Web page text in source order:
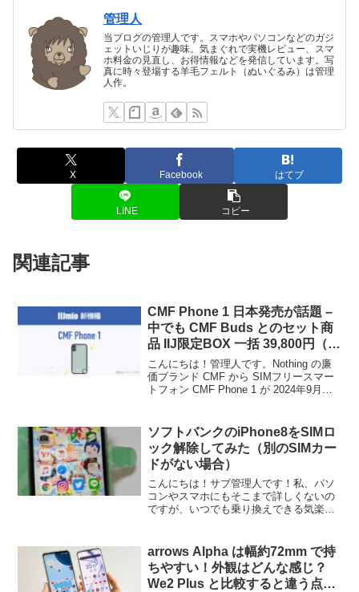
管理人
当ブログの管理人です。スマホやパソコンなどのガジ
ェットいじりが趣味。気まぐれで実機レビュー、スマ
ホ料金の見直し、お得情報などを発信しています。写
真に時々登場する羊毛フェルト（ぬいぐるみ）は管理
人作。
X Facebook はてブ
LINE コピー
関連記事
CMF Phone 1 日本発売が話題 –
中でも CMF Buds とのセット商
品 IIJ限定BOX 一括 39,800円（税
込）が気になる
こんにちは！管理人です。Nothing の廉
価ブランド CMF から SIMフリースマー
トフォン CMF Phone 1 が 2024年9月下
Nothing 公式サイトでの...
ソフトバンクのiPhone8をSIMロ
ック解除してみた（別のSIMカー
ドがない場合）
こんにちは！サブ管理人です！私、パソ
コンやスマホにもそこまで詳しくないの
ですが、いつでも乗り換えできる気楽さ
う、好奇心からiPhone8をSIMロック解除
やってみることに...
arrows Alpha は幅約72mm で持
ちやすい！外観はどんな感じ？
We2 Plus と比較すると違う点